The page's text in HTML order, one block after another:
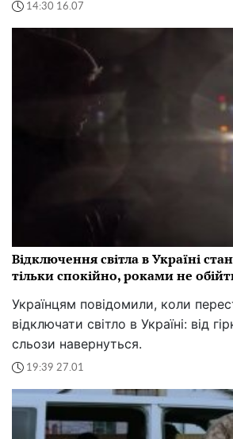
14:30 16.07
Відключення світла в Україні
тільки спокійно, роками не
Українцям повідомили, коли
відключати світло в Україні: від
сльози навернуться.
19:39 27.01